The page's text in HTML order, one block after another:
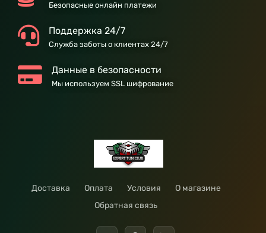
Безопасные онлайн платежи
Поддержка 24/7
Служба заботы о клиентах 24/7
Данные в безопасности
Мы используем SSL шифрование
Доставка Оплата Условия
О магазине
Обратная связь